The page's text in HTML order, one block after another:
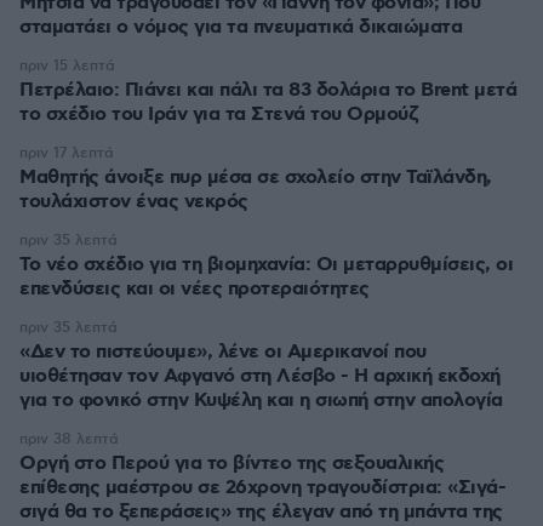
σταματάει ο νόμος για τα πνευματικά δικαιώματα
Πετρέλαιο: Πιάνει και πάλι τα 83 δολάρια το Brent μετά
το σχέδιο του Ιράν για τα Στενά του Ορμούζ
πριν 15 λεπτά
Μαθητής άνοιξε πυρ μέσα σε σχολείο στην Ταϊλάνδη,
τουλάχιστον ένας νεκρός
πριν 17 λεπτά
Το νέο σχέδιο για τη βιομηχανία: Οι μεταρρυθμίσεις, οι
επενδύσεις και οι νέες προτεραιότητες
πριν 35 λεπτά
«Δεν το πιστεύουμε», λένε οι Αμερικανοί που
υιοθέτησαν τον Αφγανό στη Λέσβο - Η αρχική εκδοχή
για το φονικό στην Κυψέλη και η σιωπή στην απολογία
πριν 35 λεπτά
Οργή στο Περού για το βίντεο της σεξουαλικής
επίθεσης μαέστρου σε 26χρονη τραγουδίστρια: «Σιγά-
σιγά θα το ξεπεράσεις» της έλεγαν από τη μπάντα της
πριν 38 λεπτά